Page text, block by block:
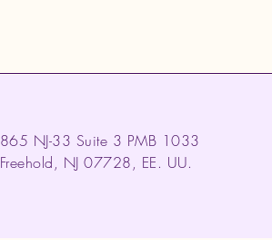
865 NJ-33 Suite 3 PMB 1033
Freehold, NJ 07728, EE. UU.